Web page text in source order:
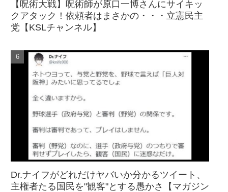
【呪術大戦】呪術師が原口一博さんにサイキッ
クアタック！依頼者はまさかの・・・立憲民主
党【KSLチャンネル】
Dr.ナイフがどれだけヤバいか分かるツイート、
主権者たる国民を"観客"とする愚かさ【マガジン